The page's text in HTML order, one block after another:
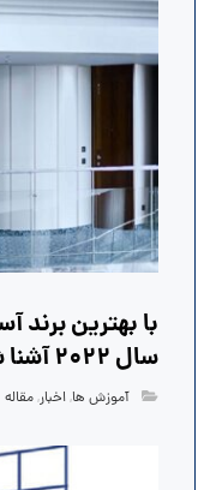
با بهترین برند
سال 2022 آشنا شوید
آموزش ها,اخبار,مقاله